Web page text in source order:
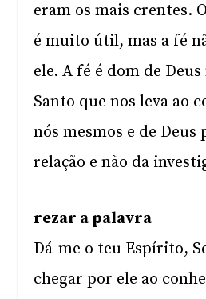
eram os mais crentes.
é muito útil, mas a fé
ele. A fé é dom de
Santo que nos leva ao
nós mesmos e de Deus
relação e não da
rezar a palavra
Dá-me o teu Espírito,
chegar por ele ao